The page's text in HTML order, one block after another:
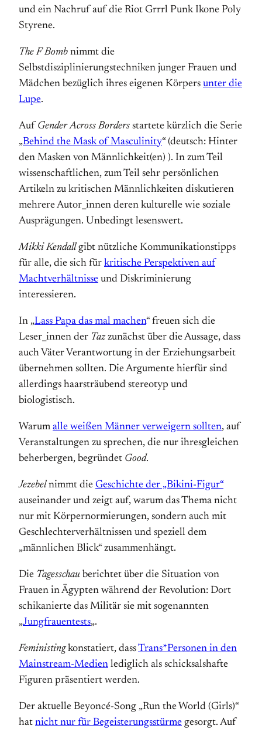
und ein Nachruf auf die Riot Grrrl Punk Ikone Poly
Styrene.
The F Bomb nimmt die
Selbstdisziplinierungstechniken junger Frauen und
Mädchen bezüglich ihres eigenen Körpers unter die
Lupe.
Auf Gender Across Borders startete kürzlich die Serie
„Behind the Mask of Masculinity“ (deutsch: Hinter
den Masken von Männlichkeit(en) ). In zum Teil
wissenschaftlichen, zum Teil sehr persönlichen
Artikeln zu kritischen Männlichkeiten diskutieren
mehrere Autor_innen deren kulturelle wie soziale
Ausprägungen. Unbedingt lesenswert.
Mikki Kendallgibt nützliche Kommunikationstipps
für alle, die sich für kritische Perspektiven auf
Machtverhältnisse und Diskriminierung
interessieren.
In „Lass Papa das mal machen“ freuen sich die
Leser_innen der Tazzunächst über die Aussage, dass
auch Väter Verantwortung in der Erziehungsarbeit
übernehmen sollten. Die Argumente hierfür sind
allerdings haarsträubend stereotyp und
biologistisch.
Warum alle weißen Männer verweigern sollten, auf
Veranstaltungen zu sprechen, die nur ihresgleichen
beherbergen, begründet Good.
Jezebelnimmt die Geschichte der „Bikini-Figur“
auseinander und zeigt auf, warum das Thema nicht
nur mit Körpernormierungen, sondern auch mit
Geschlechterverhältnissen und speziell dem
„männlichen Blick“ zusammenhängt.
Die Tagesschau berichtet über die Situation von
Frauen in Ägypten während der Revolution: Dort
schikanierte das Militär sie mit sogenannten
„Jungfrauentests„.
Feministingkonstatiert, dassTrans*Personen in den
Mainstream-Medien lediglich als schicksalshafte
Figuren präsentiert werden.
Der aktuelle Beyoncé-Song „Run the World (Girls)“
hat nicht nur für Begeisterungsstürme gesorgt. Auf